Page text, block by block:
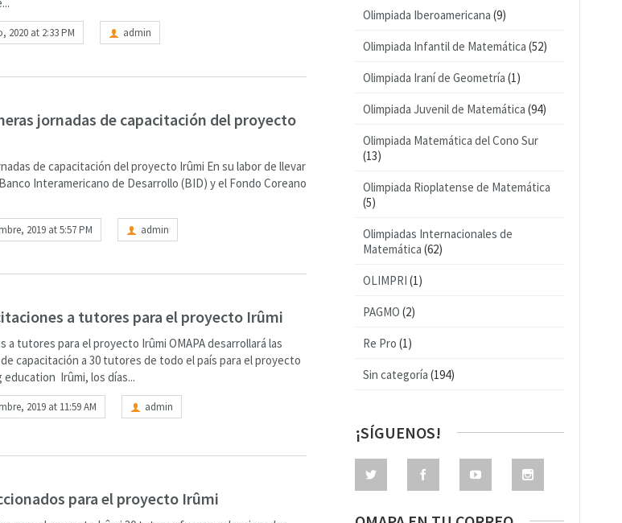
2020 at 2:33 PM admin
jornadas de capacitación del proyecto
de capacitación del proyecto Irûmi En su labor de llevar
Interamericano de Desarrollo (BID) y el Fondo Coreano
2019 at 5:57 PM admin
a tutores para el proyecto Irûmi
a tutores para el proyecto Irûmi OMAPA desarrollará las
capacitación a 30 tutores de todo el país para el proyecto
Irûmi, los días...
2019 at 11:59 AM admin
para el proyecto Irûmi
Olimpiada Iberoamericana (9)
Olimpiada Infantil de Matemática (52)
Olimpiada Iraní de Geometría (1)
Olimpiada Juvenil de Matemática (94)
Olimpiada Matemática del Cono Sur
(13)
Olimpiada Rioplatense de Matemática
(5)
Olimpiadas Internacionales de
Matemática (62)
OLIMPRI (1)
PAGMO (2)
Re Pro (1)
Sin categoría (194)
¡SÍGUENOS!